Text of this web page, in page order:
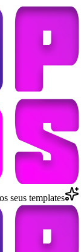
seus templates